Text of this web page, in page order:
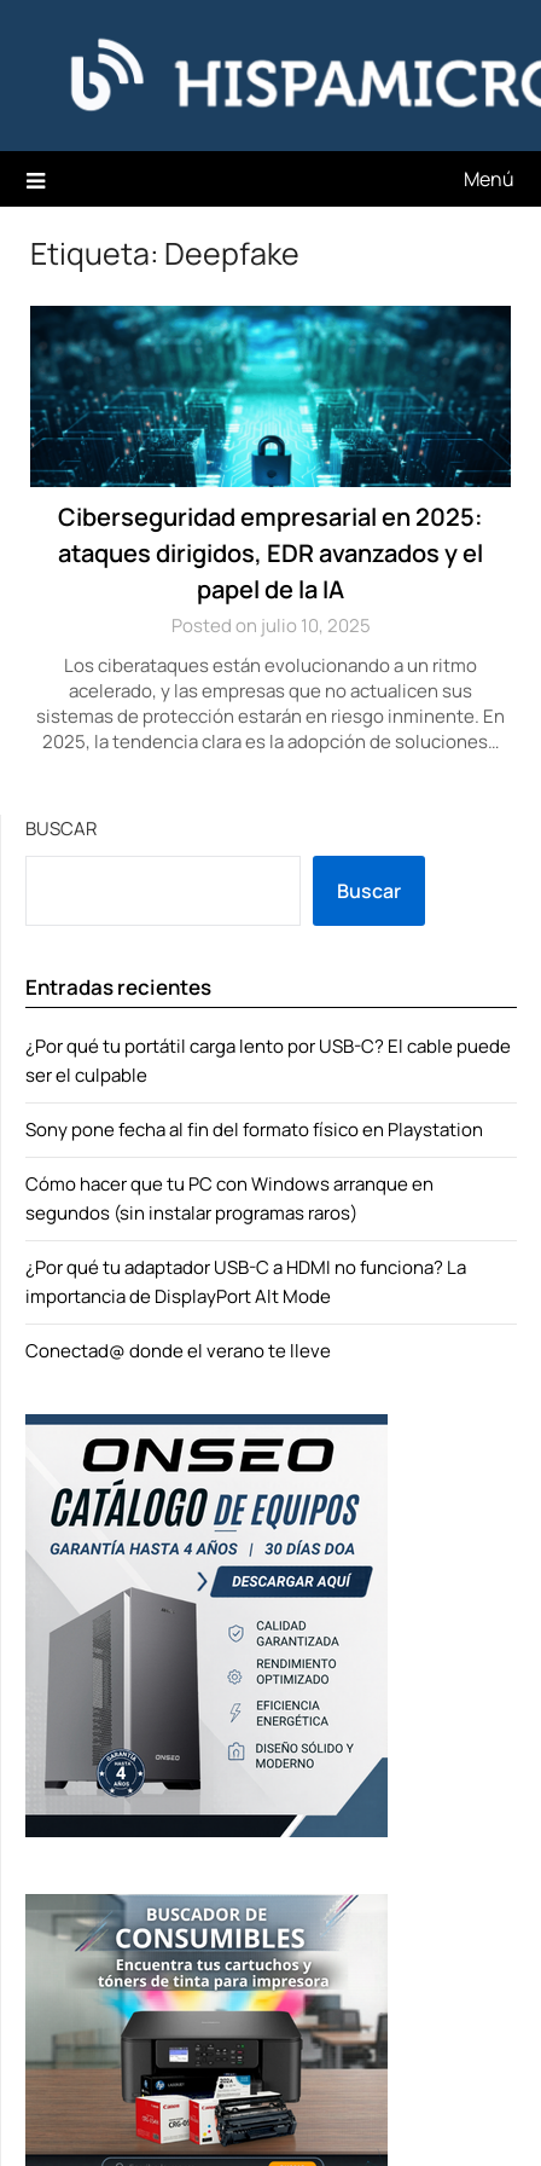
contenido
Hispamicro Blog
Menú
Etiqueta: Deepfake
Ciberseguridad empresarial en 2025:
ataques dirigidos, EDR avanzados y el
papel de la IA
Posted on julio 10, 2025
Los ciberataques están evolucionando a un ritmo
acelerado, y las empresas que no actualicen sus
sistemas de protección estarán en riesgo inminente. En
2025, la tendencia clara es la adopción de soluciones…
BUSCAR
Buscar
Entradas recientes
¿Por qué tu portátil carga lento por USB-C? El cable puede
ser el culpable
Sony pone fecha al fin del formato físico en Playstation
Cómo hacer que tu PC con Windows arranque en
segundos (sin instalar programas raros)
¿Por qué tu adaptador USB-C a HDMI no funciona? La
importancia de DisplayPort Alt Mode
Conectad@ donde el verano te lleve